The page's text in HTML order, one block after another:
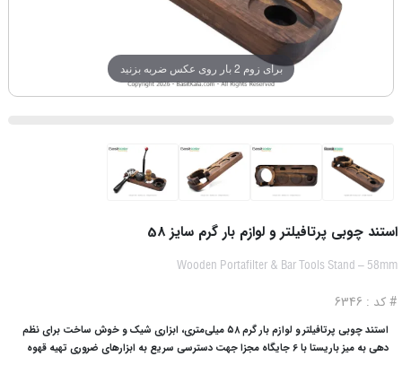
برای زوم 2 بار روی عکس ضربه بزنید
استند چوبی پرتافیلتر و لوازم بار گرم سایز 58
Wooden Portafilter & Bar Tools Stand – 58mm
# کد : 6346
استند چوبی پرتافیلتر و لوازم بار گرم ۵۸ میلی‌متری، ابزاری شیک و خوش ساخت برای نظم
دهی به میز باریستا با 6 جایگاه مجزا جهت دسترسی سریع به ابزارهای ضروری تهیه قهوه